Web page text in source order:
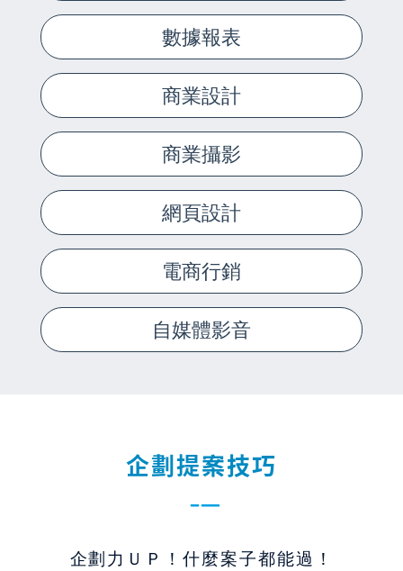
數據報表
商業設計
商業攝影
網頁設計
電商行銷
自媒體影音
企劃提案技巧
企劃力ＵＰ！什麼案子都能過！